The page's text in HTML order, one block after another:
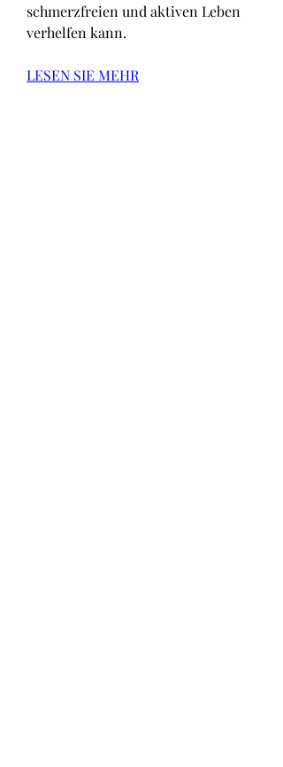
schmerzfreien und aktiven Leben
verhelfen kann.
LESEN SIE MEHR